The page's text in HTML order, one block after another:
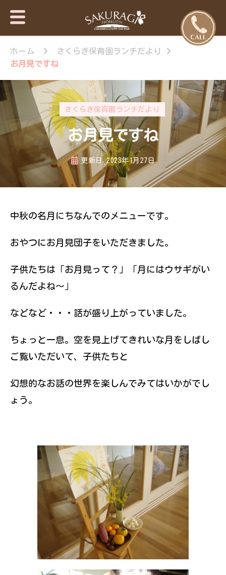
保育園・東
京日の出
野市【さく
らぎ保育
園】
について · 園施
特色 · 入園のご
案内 · 未就園児
教室 · 園のいち
日 · 年間行事 ·
さくらぎ保育園
だより · さくら
ぎ保育園 。子
ども達はもちろ
ん私達大人も認
められ、認め合
う喜びを感じな
が繋がって生き
ていく大切さを
と思っていま
ホーム
さくらぎ保育園ランチだより
お月見ですね
さくらぎ保育園ランチだより
お月見ですね
更新日2023年1月27日
中秋の名月にちなんでのメニューです。
おやつにお月見団子をいただきました。
子供たちは「お月見って？」「月にはウサギがい
るんだよね～」
などなど・・・話が盛り上がっていました。
ちょっと一息。空を見上げてきれいな月をしばし
ご覧いただいて、子供たちと
幻想的なお話の世界を楽しんでみてはいかがでし
ょう。